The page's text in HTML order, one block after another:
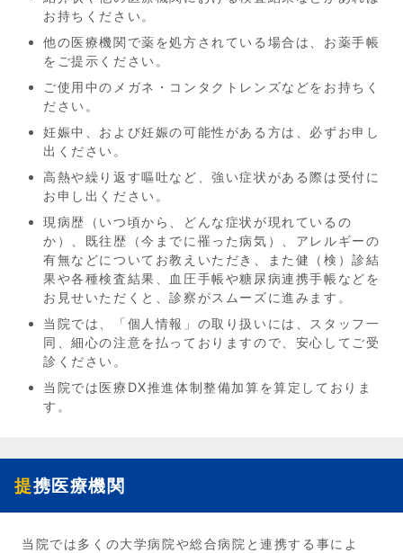
お持ちください。
他の医療機関で薬を処方されている場合は、お薬手帳
をご提示ください。
ご使用中のメガネ・コンタクトレンズなどをお持ちく
ださい。
妊娠中、および妊娠の可能性がある方は、必ずお申し
出ください。
高熱や繰り返す嘔吐など、強い症状がある際は受付に
お申し出ください。
現病歴（いつ頃から、どんな症状が現れているの
か）、既往歴（今までに罹った病気）、アレルギーの
有無などについてお教えいただき、また健（検）診結
果や各種検査結果、血圧手帳や糖尿病連携手帳などを
お見せいただくと、診察がスムーズに進みます。
当院では、「個人情報」の取り扱いには、スタッフ一
同、細心の注意を払っておりますので、安心してご受
診ください。
当院では医療DX推進体制整備加算を算定しておりま
す。
提携医療機関
当院では多くの大学病院や総合病院と連携する事によ